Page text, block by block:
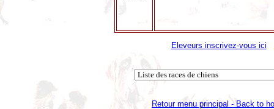
Eleveurs inscrivez-vous ici
Retour menu principal - Back to